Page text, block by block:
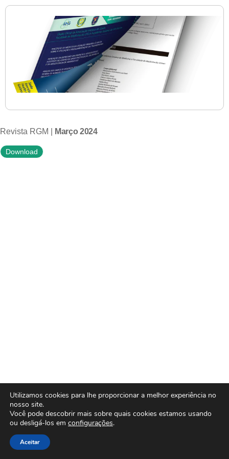
Revista RGM | Março 2024
Download
Utilizamos cookies para lhe proporcionar a melhor experiência no
nosso site.
Você pode descobrir mais sobre quais cookies estamos usando
ou desligá-los em configurações.
Aceitar